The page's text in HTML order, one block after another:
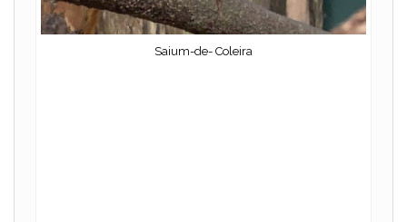
Saium-de- Coleira